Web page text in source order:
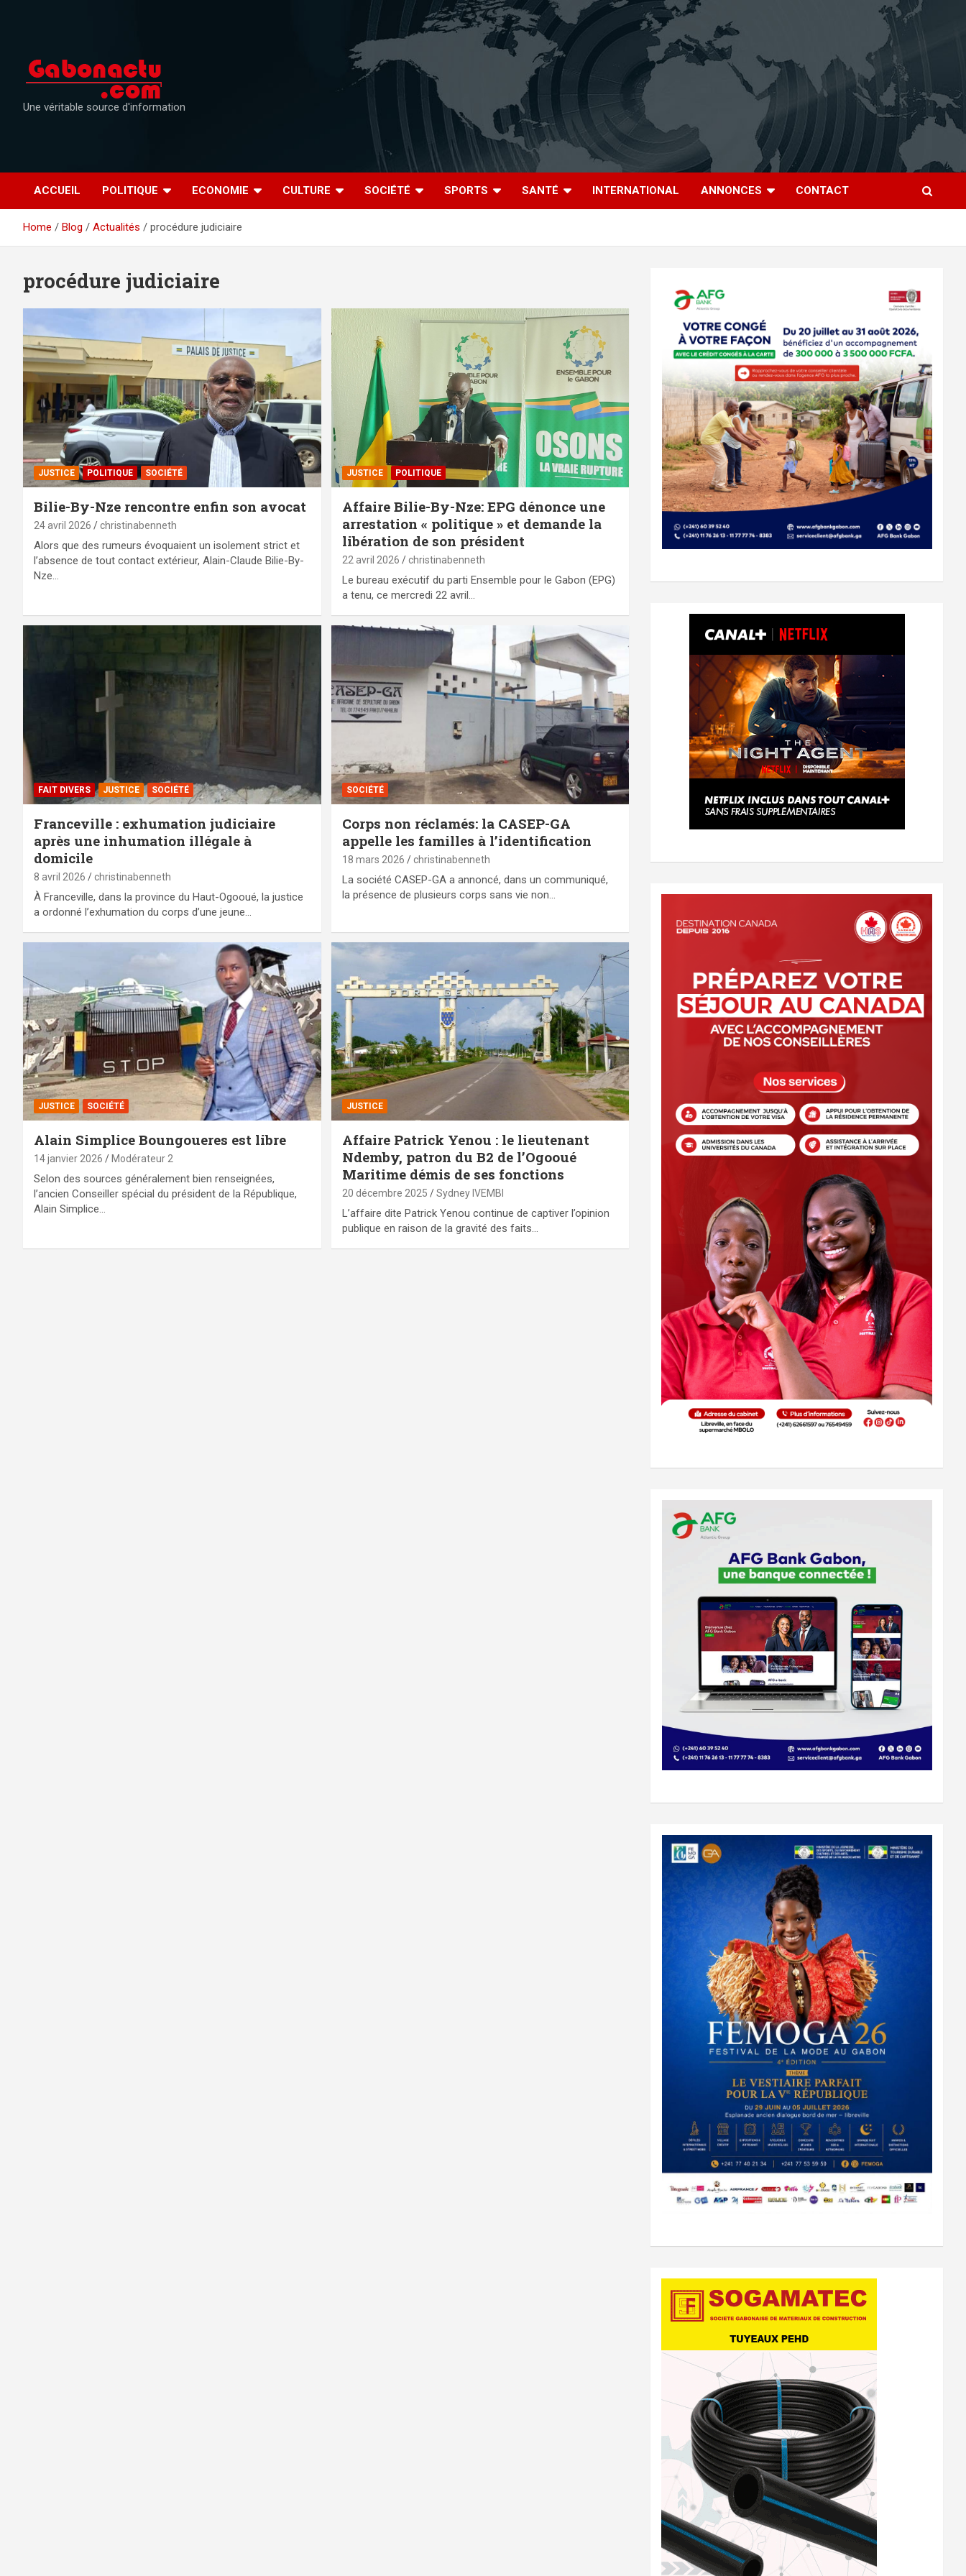
Une véritable source d'information
ACCUEIL POLITIQUE ECONOMIE CULTURE SOCIÉTÉ SPORTS SANTÉ INTERNATIONAL ANNONCES CONTACT
Home Blog Actualités procédure judiciaire
procédure judiciaire
JUSTICE POLITIQUE SOCIÉTÉ
Bilie-By-Nze rencontre enfin son avocat
24 avril 2026 christinabenneth
Alors que des rumeurs évoquaient un isolement strict et
l’absence de tout contact extérieur, Alain-Claude Bilie-By-
Nze…
JUSTICE POLITIQUE
Affaire Bilie-By-Nze: EPG dénonce une
arrestation « politique » et demande la
libération de son président
22 avril 2026 christinabenneth
Le bureau exécutif du parti Ensemble pour le Gabon (EPG)
a tenu, ce mercredi 22 avril…
FAIT DIVERS JUSTICE SOCIÉTÉ
Franceville : exhumation judiciaire
après une inhumation illégale à
domicile
8 avril 2026 christinabenneth
À Franceville, dans la province du Haut-Ogooué, la justice
a ordonné l’exhumation du corps d’une jeune…
SOCIÉTÉ
Corps non réclamés: la CASEP-GA
appelle les familles à l’identification
18 mars 2026 christinabenneth
La société CASEP-GA a annoncé, dans un communiqué,
la présence de plusieurs corps sans vie non…
JUSTICE SOCIÉTÉ
Alain Simplice Boungoueres est libre
14 janvier 2026 Modérateur 2
Selon des sources généralement bien renseignées,
l’ancien Conseiller spécial du président de la République,
Alain Simplice…
JUSTICE
Affaire Patrick Yenou : le lieutenant
Ndemby, patron du B2 de l’Ogooué
Maritime démis de ses fonctions
20 décembre 2025 Sydney IVEMBI
L’affaire dite Patrick Yenou continue de captiver l’opinion
publique en raison de la gravité des faits…